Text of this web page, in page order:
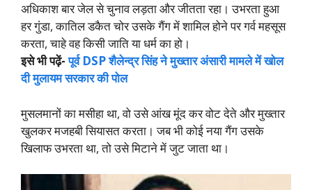
अधिकाश बार जेल से चुनाव लड़ता और जीतता रहा। उभरता हुआ
हर गुंडा, कातिल डकैत चोर उसके गैंग में शामिल होने पर गर्व महसूस
करता, चाहे वह किसी जाति या धर्म का हो।
इसे भी पढ़ें-पूर्व DSP शैलेन्द्र सिंह ने मुख्तार अंसारी मामले में खोल
दी मुलायम सरकार की पोल
मुसलमानों का मसीहा था, वो उसे आंख मूंद कर वोट देते और मुख्तार
खुलकर मजहबी सियासत करता। जब भी कोई नया गैंग उसके
खिलाफ उभरता था, तो उसे मिटाने में जुट जाता था।